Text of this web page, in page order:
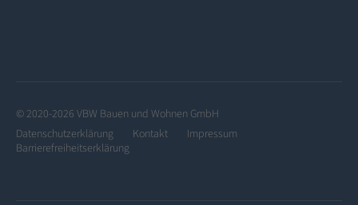
© 2020-2026 VBW Bauen und Wohnen GmbH
Datenschutzerklärung
Kontakt
Impressum
Barrierefreiheitserklärung